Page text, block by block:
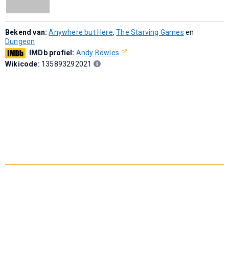
Bekend van:Anywhere but Here,The Starving Games en
Dungeon
IMDb profiel: Andy Bowles
Wikicode: 135893292021